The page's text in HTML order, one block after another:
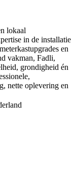
lokaal
in de installatie
en
vakman, Fadli,
grondigheid én
nette oplevering en